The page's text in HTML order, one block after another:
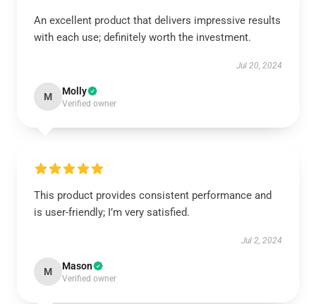
An excellent product that delivers impressive results
with each use; definitely worth the investment.
Jul 20, 2024
M Molly
Verified owner
This product provides consistent performance and
is user-friendly; I’m very satisfied.
Jul 2, 2024
M Mason
Verified owner